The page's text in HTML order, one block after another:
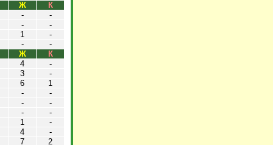
Ж
К
-
-
-
-
1
-
-
-
Ж
К
4
-
3
-
6
1
-
-
-
-
-
-
1
-
4
-
7
2